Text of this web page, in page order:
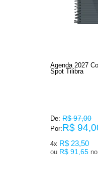
Agenda 2027
Spot Tilibra
De: R$ 97,00
Por:R$
4x R$ 23,50
ou R$ 91,65